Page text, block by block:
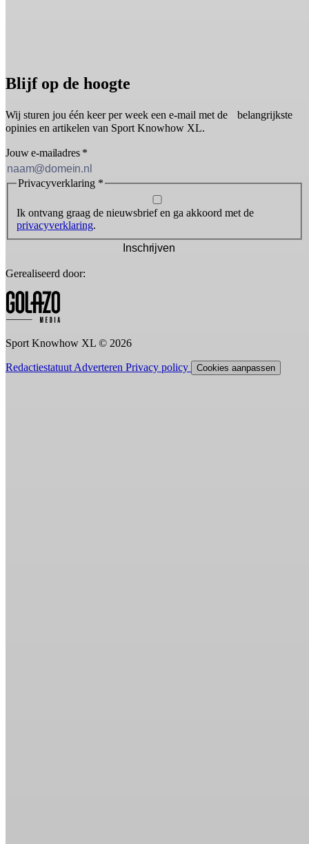
Blijf op de hoogte
Wij sturen jou één keer per week een e-mail met de belangrijkste
opinies en artikelen van Sport Knowhow XL.
Jouw e-mailadres *
Privacyverklaring *
Ik ontvang graag de nieuwsbrief en ga akkoord met de
privacyverklaring.
Inschrijven
Gerealiseerd door:
Sport Knowhow XL © 2026
Redactiestatuut Adverteren Privacy policy Cookies aanpassen